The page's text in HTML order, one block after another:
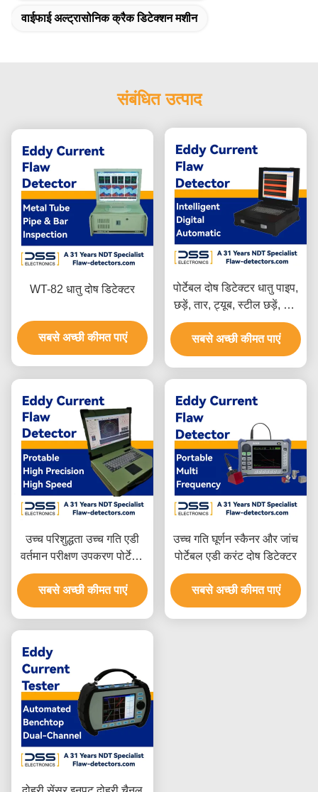
वाईफाई अल्ट्रासोनिक क्रैक डिटेक्शन मशीन
संबंधित उत्पाद
WT-82 धातु दोष डिटेक्टर
सबसे अच्छी कीमत पाएं
पोर्टेबल दोष डिटेक्टर धातु पाइप,
छड़ें, तार, ट्यूब, स्टील छड़ें, तांबे
के तार एल्यूमीनियम के तार
परीक्षण FET-9HS
सबसे अच्छी कीमत पाएं
उच्च परिशुद्धता उच्च गति एडी
वर्तमान परीक्षण उपकरण पोर्टेबल
FET-GS18J
सबसे अच्छी कीमत पाएं
उच्च गति घूर्णन स्कैनर और जांच
पोर्टेबल एडी करंट दोष डिटेक्टर
सबसे अच्छी कीमत पाएं